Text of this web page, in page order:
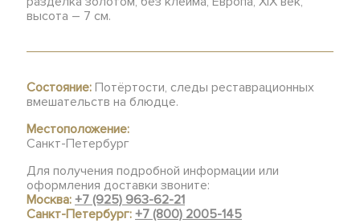
высота – 7 см.
Состояние: Потёртости, следы реставрационных
вмешательств на блюдце.
Местоположение:
Санкт-Петербург
Для получения подробной информации или
оформления доставки звоните:
Москва:+7 (925) 963-62-21
Санкт-Петербург:+7 (800) 2005-145